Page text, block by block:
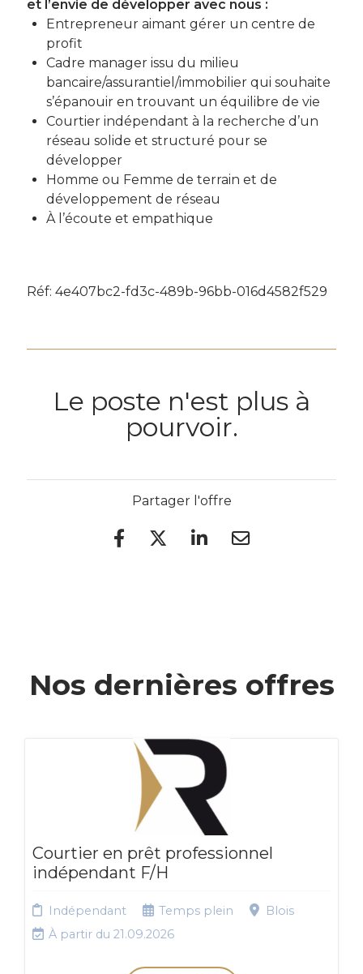
et l’envie de développer avec nous :
Entrepreneur aimant gérer un centre de
profit
Cadre manager issu du milieu
bancaire/assurantiel/immobilier qui souhaite
s’épanouir en trouvant un équilibre de vie
Courtier indépendant à la recherche d’un
réseau solide et structuré pour se
développer
Homme ou Femme de terrain et de
développement de réseau
À l’écoute et empathique
Réf: 4e407bc2-fd3c-489b-96bb-016d4582f529
Le poste n'est plus à
pourvoir.
Partager l'offre
Nos dernières offres
Courtier en prêt professionnel
indépendant F/H
Indépendant Temps plein
Blois
À partir du 21.09.2026